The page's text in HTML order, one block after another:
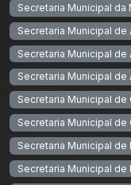
Secretaria Municipal da
Secretaria Municipal de
Secretaria Municipal de
Secretaria Municipal de
Secretaria Municipal de
Secretaria Municipal
Secretaria Municipal
Secretaria Municipal de